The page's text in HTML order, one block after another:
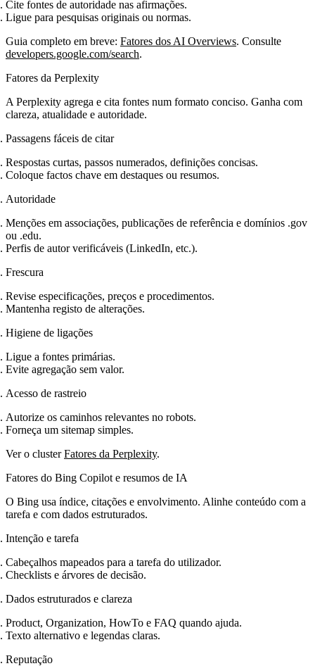
Cite fontes de autoridade nas afirmações.
Ligue para pesquisas originais ou normas.
Guia completo em breve: Fatores dos AI Overviews. Consulte
developers.google.com/search.
Fatores da Perplexity
A Perplexity agrega e cita fontes num formato conciso. Ganha com
clareza, atualidade e autoridade.
Passagens fáceis de citar
Respostas curtas, passos numerados, definições concisas.
Coloque factos chave em destaques ou resumos.
Autoridade
Menções em associações, publicações de referência e domínios .gov
ou .edu.
Perfis de autor verificáveis (LinkedIn, etc.).
Frescura
Revise especificações, preços e procedimentos.
Mantenha registo de alterações.
Higiene de ligações
Ligue a fontes primárias.
Evite agregação sem valor.
Acesso de rastreio
Autorize os caminhos relevantes no robots.
Forneça um sitemap simples.
Ver o clusterFatores da Perplexity.
Fatores do Bing Copilot e resumos de IA
O Bing usa índice, citações e envolvimento. Alinhe conteúdo com a
tarefa e com dados estruturados.
Intenção e tarefa
Cabeçalhos mapeados para a tarefa do utilizador.
Checklists e árvores de decisão.
Dados estruturados e clareza
Product, Organization, HowTo e FAQ quando ajuda.
Texto alternativo e legendas claras.
Reputação